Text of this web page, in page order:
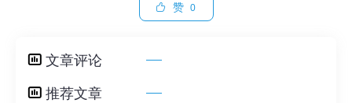
赞 0
文章评论
推荐文章